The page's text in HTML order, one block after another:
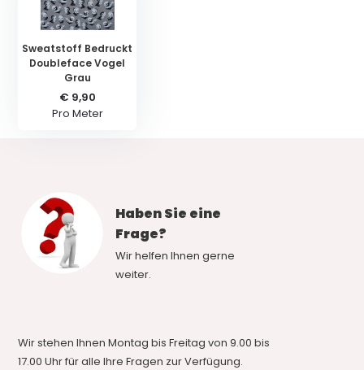
Sweatstoff Bedruckt
Doubleface Vogel
Grau
€ 9,90
Pro Meter
Haben Sie eine
Frage?
Wir helfen Ihnen gerne
weiter.
Wir stehen Ihnen Montag bis Freitag von 9.00 bis
17.00 Uhr für alle Ihre Fragen zur Verfügung.